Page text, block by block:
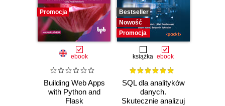
Promocja
ebook
Building Web Apps
with Python and
Flask
Bestseller
Nowość
Promocja
książka ebook
SQL dla analityków
danych.
Skutecznie analizuj